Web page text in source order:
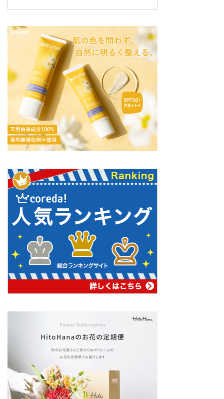
ナチュラルライフ